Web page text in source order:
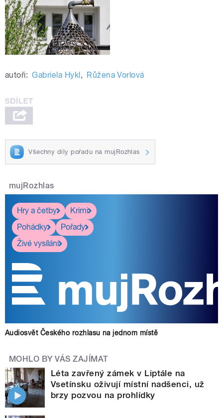
autoři: Gabriela Hykl, Růžena Vorlová
Všechny díly pořadu na mujRozhlas
mujRozhlas
Hry a četby
Krimi
Pohádky
Pořady
Živé vysílání
Audiosvět Českého rozhlasu na jednom místě
MOHLO BY VÁS ZAJÍMAT
Léta zavřený zámek v Liptále na
Vsetínsku oživují místní nadšenci, už
brzy pozvou na prohlídky